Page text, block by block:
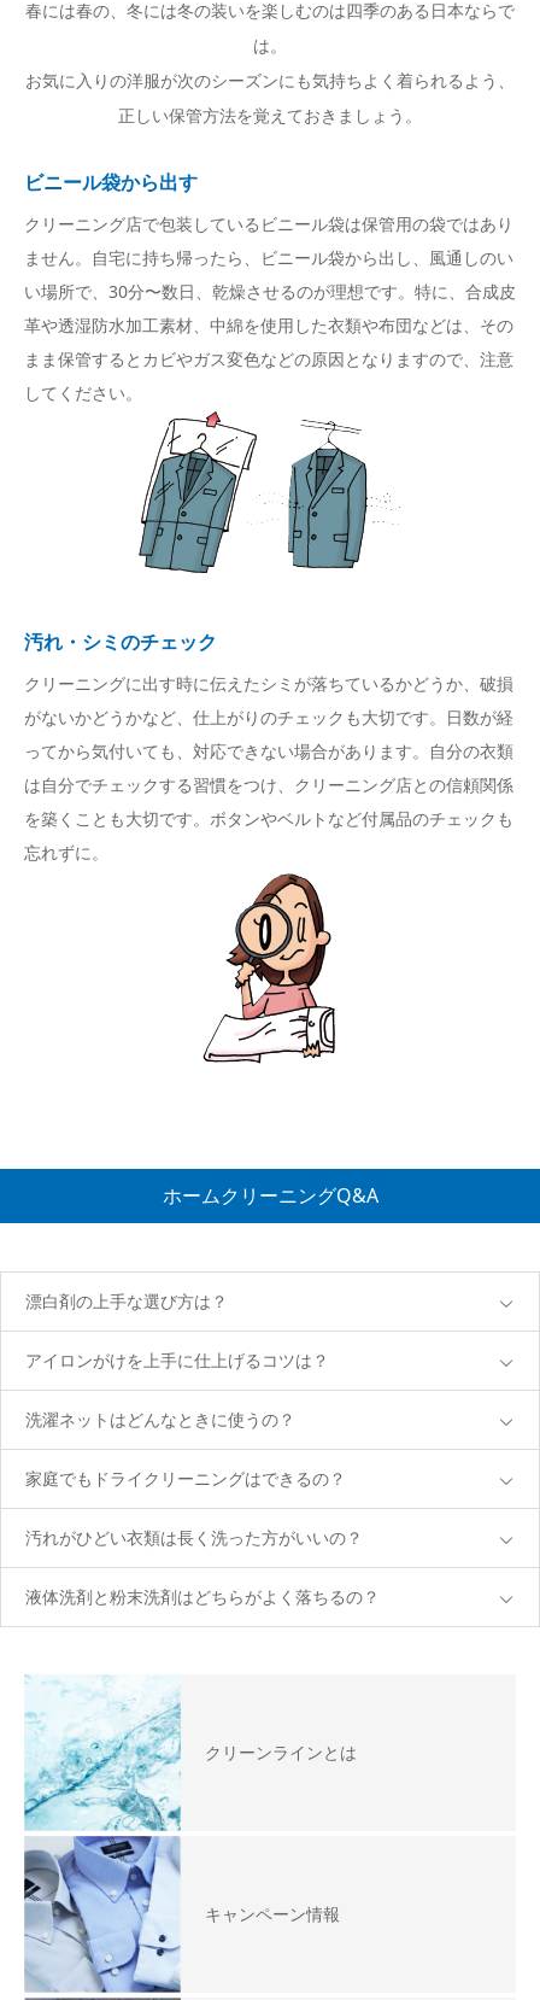
春には春の、冬には冬の装いを楽しむのは四季のある日本ならで
は。
お気に入りの洋服が次のシーズンにも気持ちよく着られるよう、
正しい保管方法を覚えておきましょう。
ビニール袋から出す
クリーニング店で包装しているビニール袋は保管用の袋ではあり
ません。自宅に持ち帰ったら、ビニール袋から出し、風通しのい
い場所で、30分〜数日、乾燥させるのが理想です。特に、合成皮
革や透湿防水加工素材、中綿を使用した衣類や布団などは、その
まま保管するとカビやガス変色などの原因となりますので、注意
してください。
汚れ・シミのチェック
クリーニングに出す時に伝えたシミが落ちているかどうか、破損
がないかどうかなど、仕上がりのチェックも大切です。日数が経
ってから気付いても、対応できない場合があります。自分の衣類
は自分でチェックする習慣をつけ、クリーニング店との信頼関係
を築くことも大切です。ボタンやベルトなど付属品のチェックも
忘れずに。
ホームクリーニングQ&A
漂白剤の上手な選び方は？
アイロンがけを上手に仕上げるコツは？
洗濯ネットはどんなときに使うの？
家庭でもドライクリーニングはできるの？
汚れがひどい衣類は長く洗った方がいいの？
液体洗剤と粉末洗剤はどちらがよく落ちるの？
クリーンラインとは
キャンペーン情報